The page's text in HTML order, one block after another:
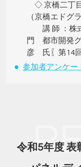
◇ 京橋二丁目
（京橋エドグ
講 師 ：株
門 都市開発
彦 氏〖第14回
参加者アンケー
令和5年度 表